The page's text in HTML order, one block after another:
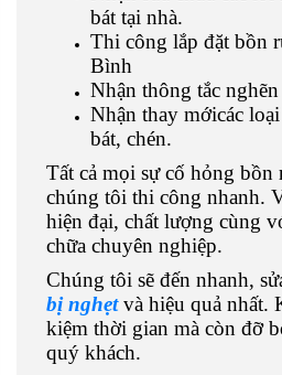
bát tại nhà.
Thi công lắp đặt bồn
Bình
Nhận thông tắc
Nhận thay mớicác
bát, chén.
Tất cả mọi sự cố hỏng bồn
chúng tôi thi công nhanh.
hiện đại, chất lượng cùng
chữa chuyên nghiệp.
Chúng tôi sẽ đến nhanh,
bị nghẹtvà hiệu quả nhất.
kiệm thời gian mà còn đỡ
quý khách.